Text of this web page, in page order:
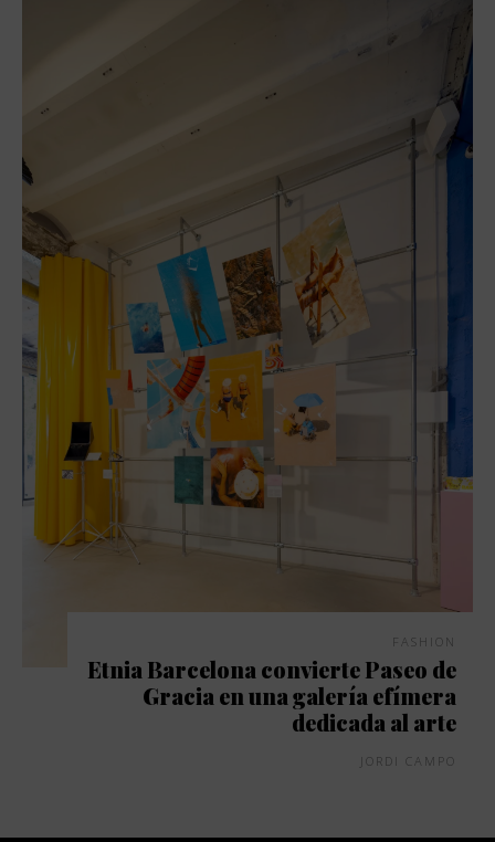
FASHION
Etnia Barcelona convierte Paseo de
Gracia en una galería efímera
dedicada al arte
JORDI CAMPO